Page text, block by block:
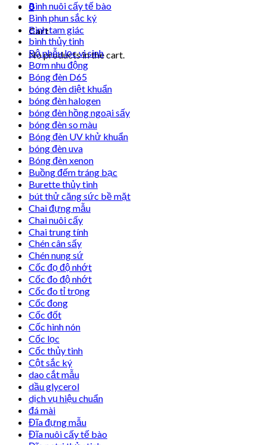
0
Cart
No products in the cart.
Bình nuôi cấy tế bào
Bình phun sắc ký
Bình tam giác
bình thủy tinh
Bộ phễu lọc vi sinh
Bơm nhu động
Bóng đèn D65
bóng đèn diệt khuẩn
bóng đèn halogen
bóng đèn hồng ngoại sấy
bóng đèn so màu
Bóng đèn UV khử khuẩn
bóng đèn uva
Bóng đèn xenon
Buồng đếm tráng bạc
Burette thủy tinh
bút thử căng sức bề mặt
Chai đựng mẫu
Chai nuôi cấy
Chai trung tính
Chén cân sấy
Chén nung sứ
Cốc đọ độ nhớt
Cốc đo độ nhớt
Cốc đo tỉ trọng
Cốc đong
Cốc đốt
Cốc hình nón
Cốc lọc
Cốc thủy tinh
Cột sắc ký
dao cắt mẫu
dầu glycerol
dịch vụ hiệu chuẩn
đá mài
Đĩa đựng mẫu
Đĩa nuôi cấy tế bào